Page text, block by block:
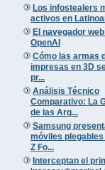
Los infostealers
activos en
El navegador
OpenAI
Cómo las armas
impresas en 3D
pr...
Análisis Técnico
Comparativo: La
de las Arq...
Samsung
móviles
Z Fo...
Interceptan el